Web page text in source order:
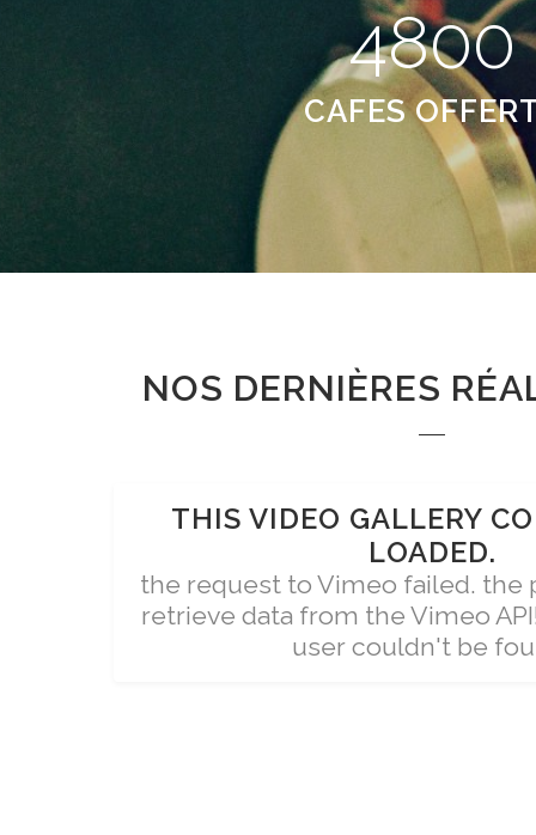
4800
CAFES
NOS DERNIÈRES
THIS VIDEO GALLERY
LOADED.
the request to Vimeo failed. the
retrieve data from the Vimeo
user couldn't be